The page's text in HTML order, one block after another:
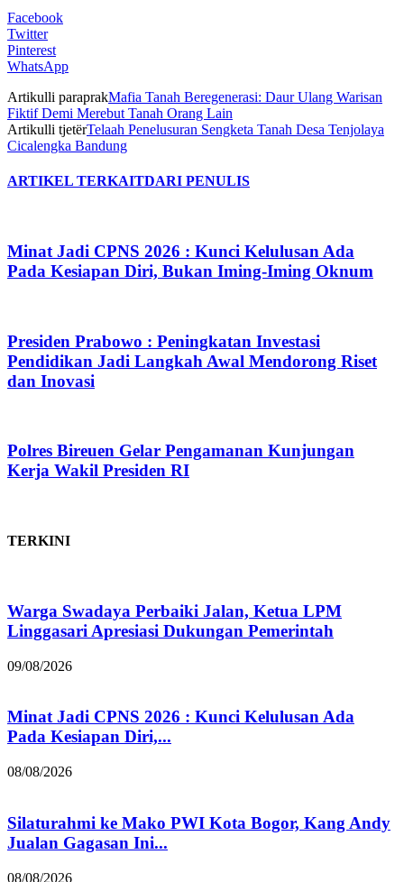
Facebook
Twitter
Pinterest
WhatsApp
Artikulli paraprakMafia Tanah Beregenerasi: Daur Ulang Warisan
Fiktif Demi Merebut Tanah Orang Lain
Artikulli tjetërTelaah Penelusuran Sengketa Tanah Desa Tenjolaya
Cicalengka Bandung
ARTIKEL TERKAITDARI PENULIS
Minat Jadi CPNS 2026 : Kunci Kelulusan Ada
Pada Kesiapan Diri, Bukan Iming-Iming Oknum
Presiden Prabowo : Peningkatan Investasi
Pendidikan Jadi Langkah Awal Mendorong Riset
dan Inovasi
Polres Bireuen Gelar Pengamanan Kunjungan
Kerja Wakil Presiden RI
TERKINI
Warga Swadaya Perbaiki Jalan, Ketua LPM
Linggasari Apresiasi Dukungan Pemerintah
09/08/2026
Minat Jadi CPNS 2026 : Kunci Kelulusan Ada
Pada Kesiapan Diri,...
08/08/2026
Silaturahmi ke Mako PWI Kota Bogor, Kang Andy
Jualan Gagasan Ini...
08/08/2026